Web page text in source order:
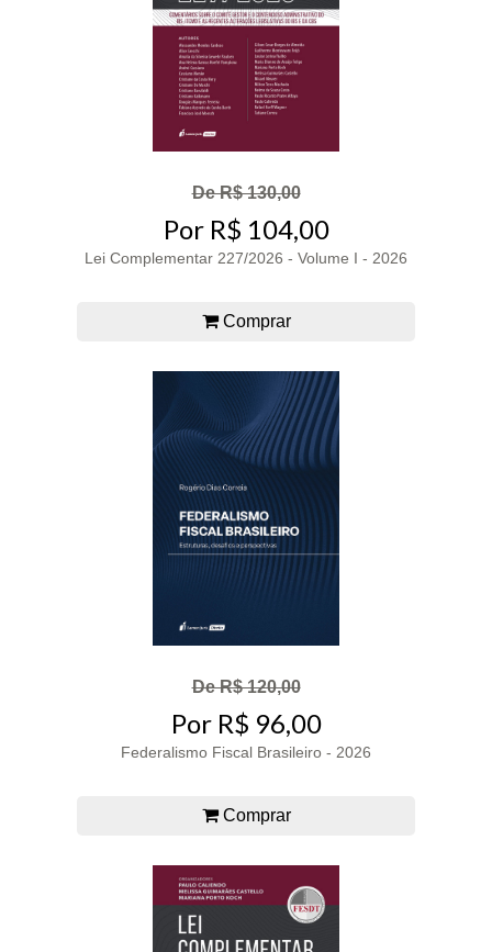
De R$ 130,00
Por R$ 104,00
Lei Complementar 227/2026 - Volume I - 2026
Comprar
De R$ 120,00
Por R$ 96,00
Federalismo Fiscal Brasileiro - 2026
Comprar